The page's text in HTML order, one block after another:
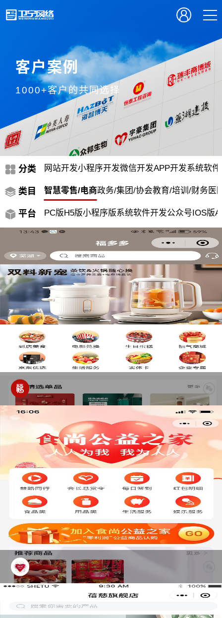
客户案例
1000+客户的共同选择
分类 网站开发小程序开发微信开发APP开发系统软
类目 智慧零售/电商政务/集团/协会教育/培训/财务 医
平台 PC版H5版小程序版系统软件开发公众号IOS版